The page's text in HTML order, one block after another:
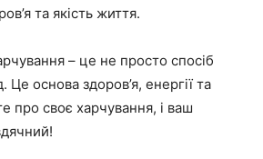
та якість життя.
– це не просто спосіб
Це основа здоров’я, енергії та
про своє харчування, і ваш